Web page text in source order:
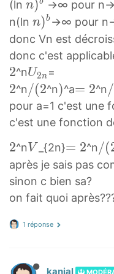
U
_
{
n
+
1
}
_
n
(ln n
)
b
n
)
^
b
n)
→∞ pour
n(ln n
)
b
n
)
^
b
n)b →∞ pour
donc Vn est
donc c'est
2
2
2^nU
2
n
U
{
2
n
}
U2n =
2
2
2^n /
(
2
(
2
/(2^n)
)
)^a=
2
=
= 2^n /
2
/
2
/
pour a=1 c'est une
c'est une fonction
2
2
2^nV
V
V _{2n}=
2
=
2
= 2^n /
(
n
/(
après je sais pas
sinon c bien sa?
on fait quoi
1 réponse
kanial